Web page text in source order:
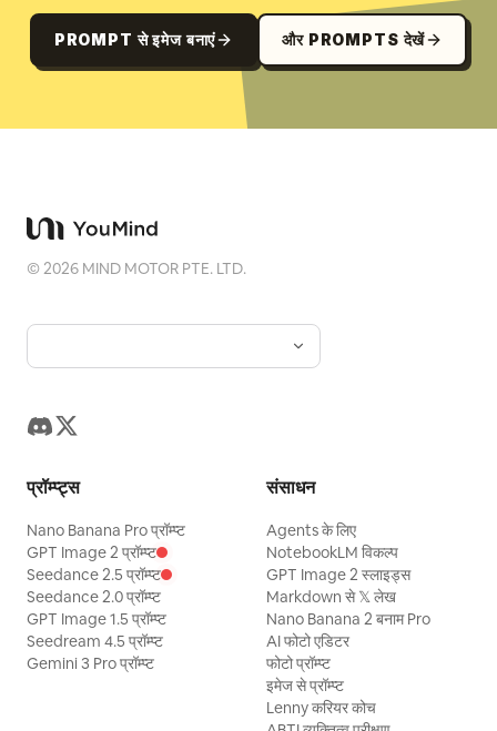
PROMPT से इमेज बनाएं और PROMPTS देखें
©2026 MIND MOTOR PTE. LTD.
प्रॉम्प्ट्स
Nano Banana Pro प्रॉम्प्ट
GPT Image 2 प्रॉम्प्ट
Seedance 2.5 प्रॉम्प्ट
Seedance 2.0 प्रॉम्प्ट
GPT Image 1.5 प्रॉम्प्ट
Seedream 4.5 प्रॉम्प्ट
Gemini 3 Pro प्रॉम्प्ट
संसाधन
Agents के लिए
NotebookLM विकल्प
GPT Image 2 स्लाइड्स
Markdown से 𝕏 लेख
Nano Banana 2 बनाम Pro
AI फोटो एडिटर
फोटो प्रॉम्प्ट
इमेज से प्रॉम्प्ट
Lenny करियर कोच